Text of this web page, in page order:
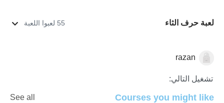
لعبة حرف الثاء 55 لعبوا اللعبة
العاب تركيبية
razan
تشغيل التالي:
Courses you might like
See all